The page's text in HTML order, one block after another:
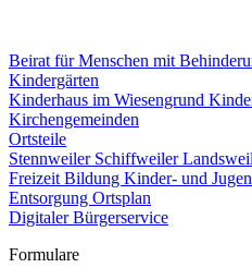
Beirat für Menschen mit
Kindergärten
Kinderhaus im Wiesengrund
Kirchengemeinden
Ortsteile
Stennweiler Schiffweiler
Freizeit Bildung Kinder- und
Entsorgung Ortsplan
Digitaler Bürgerservice
Formulare